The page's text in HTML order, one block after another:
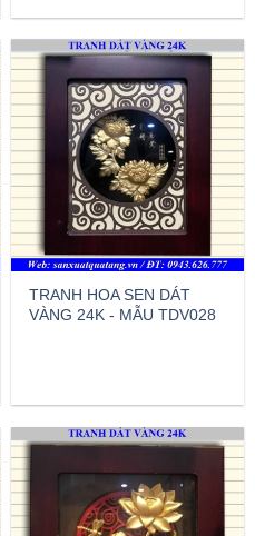
TRANH HOA SEN DÁT
VÀNG 24K - MẪU TDV028